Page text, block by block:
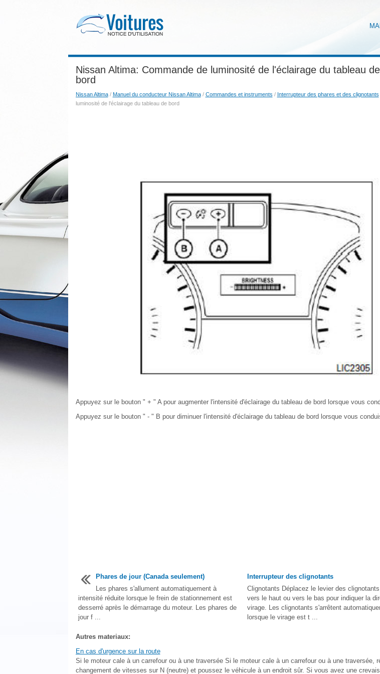
Nissan Altima: Commande de luminosité de l'éclairage du tableau de
bord
Nissan Altima/ Manuel du conducteur Nissan Altima/ Commandes et instruments / Interrupteur des phares et des clignotants
luminosité de l'éclairage du tableau de bord
Appuyez sur le bouton " + " A pour augmenter l'intensité d'éclairage du tableau de bord lorsque vous
Appuyez sur le bouton " - " B pour diminuer l'intensité d'éclairage du tableau de bord lorsque vous
Phares de jour (Canada seulement)
Les phares s'allument automatiquement à
intensité réduite lorsque le frein de stationnement est
desserré après le démarrage du moteur. Les phares de
jour f ...
Interrupteur des clignotants
Clignotants Déplacez le levier des clignotants
vers le haut ou vers le bas pour indiquer la
virage. Les clignotants s'arrêtent
lorsque le virage est t ...
Autres materiaux:
En cas d'urgence sur la route
Si le moteur cale à un carrefour ou à une traversée Si le moteur cale à un carrefour ou à une traversée,
changement de vitesses sur N (neutre) et poussez le véhicule à un endroit sûr. Si vous avez une